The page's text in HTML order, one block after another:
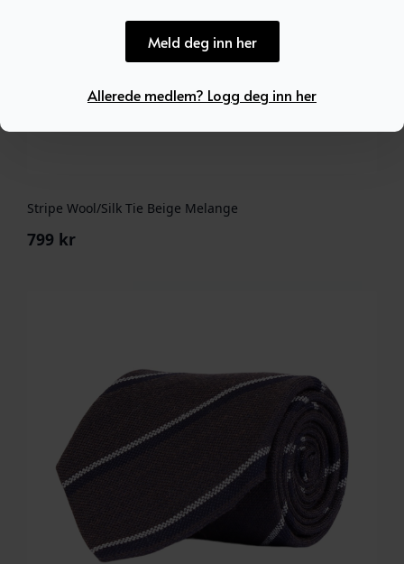
Stripe Wool/Silk Tie Beige Melange
799 kr
Meld deg inn her
Allerede medlem? Logg deg inn her